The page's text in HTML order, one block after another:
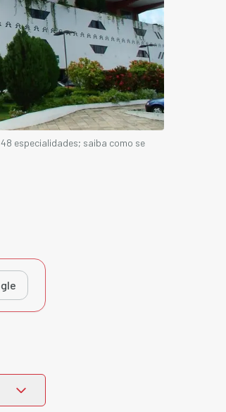
especialidades; saiba como se